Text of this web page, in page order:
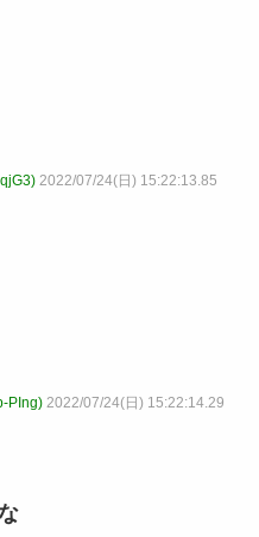
2022/07/24(日) 15:22:13.85
PIng) 2022/07/24(日) 15:22:14.29